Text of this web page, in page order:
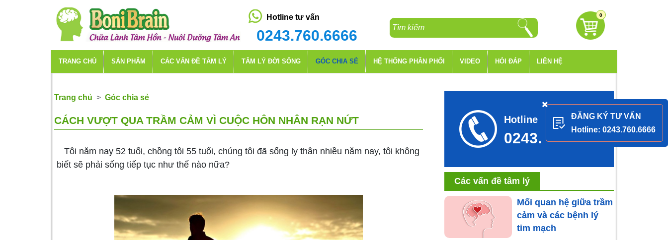
Hotline tư vấn
0243.760.6666
0
TRANG CHỦ SẢN PHẨM CÁC VẤN ĐỀ TÂM LÝ TÂM LÝ ĐỜI SỐNG GÓC CHIA SẺ HỆ THỐNG PHÂN PHỐI VIDEO HỎI ĐÁP LIÊN HỆ
Trang chủ Góc chia sẻ
CÁCH VƯỢT QUA TRẦM CẢM VÌ CUỘC HÔN NHÂN RẠN NỨT
Tôi năm nay 52 tuổi, chồng tôi 55 tuổi, chúng tôi đã sống ly thân nhiều năm nay, tôi không
biết sẽ phải sống tiếp tục như thế nào nữa?
Hotline tư vấn
0243.760.6666
Các vấn đề tâm lý
Mối quan hệ giữa trầm
cảm và các bệnh lý
tim mạch
ĐĂNG KÝ TƯ VẤN
Hotline: 0243.760.6666